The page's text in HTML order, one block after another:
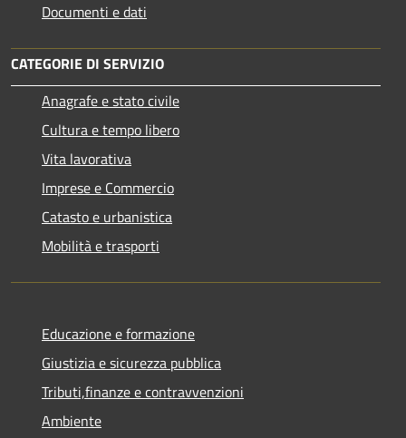
Documenti e dati
CATEGORIE DI SERVIZIO
Anagrafe e stato civile
Cultura e tempo libero
Vita lavorativa
Imprese e Commercio
Catasto e urbanistica
Mobilità e trasporti
Educazione e formazione
Giustizia e sicurezza pubblica
Tributi,finanze e contravvenzioni
Ambiente